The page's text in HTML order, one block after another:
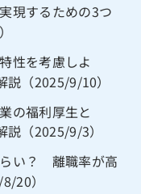
現するための3つ
性を考慮しよ
（2025/9/10）
の福利厚生と
（2025/9/3）
い？ 離職率が高
20）